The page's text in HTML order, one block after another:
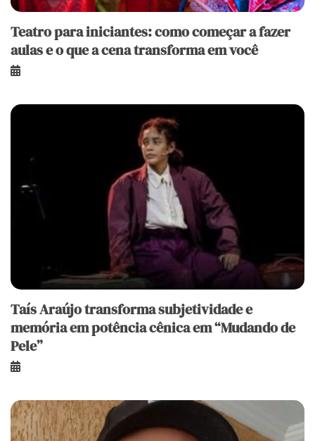
Teatro para iniciantes: como começar a fazer
aulas e o que a cena transforma em você
Taís Araújo transforma subjetividade e
memória em potência cênica em “Mudando de
Pele”